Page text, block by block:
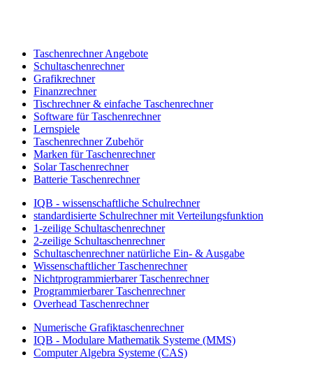
Taschenrechner Angebote
Schultaschenrechner
Grafikrechner
Finanzrechner
Tischrechner & einfache Taschenrechner
Software für Taschenrechner
Lernspiele
Taschenrechner Zubehör
Marken für Taschenrechner
Solar Taschenrechner
Batterie Taschenrechner
IQB - wissenschaftliche Schulrechner
standardisierte Schulrechner mit Verteilungsfunktion
1-zeilige Schultaschenrechner
2-zeilige Schultaschenrechner
Schultaschenrechner natürliche Ein- & Ausgabe
Wissenschaftlicher Taschenrechner
Nichtprogrammierbarer Taschenrechner
Programmierbarer Taschenrechner
Overhead Taschenrechner
Numerische Grafiktaschenrechner
IQB - Modulare Mathematik Systeme (MMS)
Computer Algebra Systeme (CAS)